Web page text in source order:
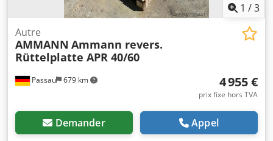
1 /3
Passau 679 km
Autre
AMMANN Ammann revers.
Rüttelplatte APR 40/60
4 955 €
prix fixe hors TVA
Demander Appel